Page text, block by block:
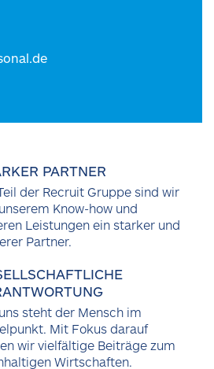
PARTNER
der Recruit Gruppe sind wir
Know-how und
Leistungen ein starker und
Partner.
steht der Mensch im
Mit Fokus darauf
wir vielfältige Beiträge zum
Wirtschaften.